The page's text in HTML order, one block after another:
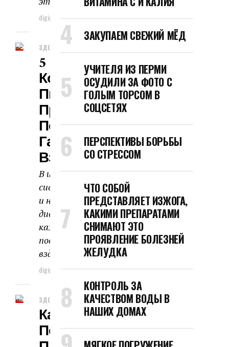
digipodcast 12.07.2026
ЗДОРОВЬЕ И КРАСОТА
5 Шагов К
Комфортному
Пищеварению: Как
Предотвратить
Повышенное
Газообразование И
Вздутие Живота
В идеале наша пищеварительная
система должна работать тихо
и не доставлять никакого
дискомфорта. Но наверняка
каждый хоть раз сталкивался с
повышенным газообразованием и
вздутием...
digipodcast 11.07.2026
ЗДОРОВЬЕ И КРАСОТА
Как Отбелить
Пожелтевший
ЗАКУПАЕМ СВЕЖИЙ МЁД
УЧИТЕЛЯ ИЗ ПЕРМИ
ОСУДИЛИ ЗА ФОТО С
ГОЛЫМ ТОРСОМ В
СОЦСЕТЯХ
ПЕРСПЕКТИВЫ БОРЬБЫ
СО СТРЕССОМ
ЧТО СОБОЙ
ПРЕДСТАВЛЯЕТ ИЗЖОГА,
КАКИМИ ПРЕПАРАТАМИ
СНИМАЮТ ЭТО
ПРОЯВЛЕНИЕ БОЛЕЗНЕЙ
ЖЕЛУДКА
КОНТРОЛЬ ЗА
КАЧЕСТВОМ ВОДЫ В
НАШИХ ДОМАХ